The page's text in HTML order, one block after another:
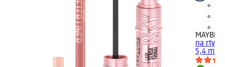
na rty
5,4 ml